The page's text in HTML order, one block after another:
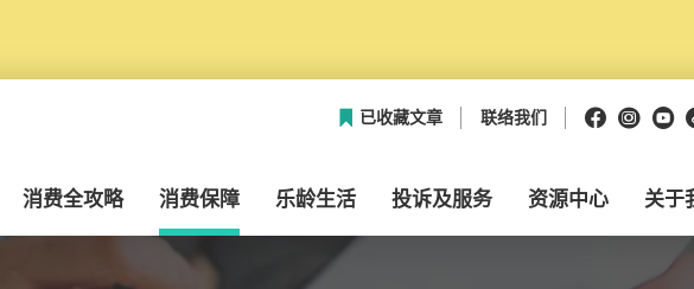
已收藏文章 联络我们
消费全攻略 消费保障 乐龄生活 投诉及服务 资源中心 关于